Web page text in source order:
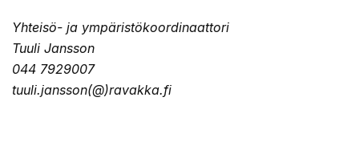
Yhteisö- ja ympäristökoordinaattori
Tuuli Jansson
044 7929007
tuuli.jansson(@)ravakka.fi